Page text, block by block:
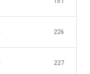
226
227